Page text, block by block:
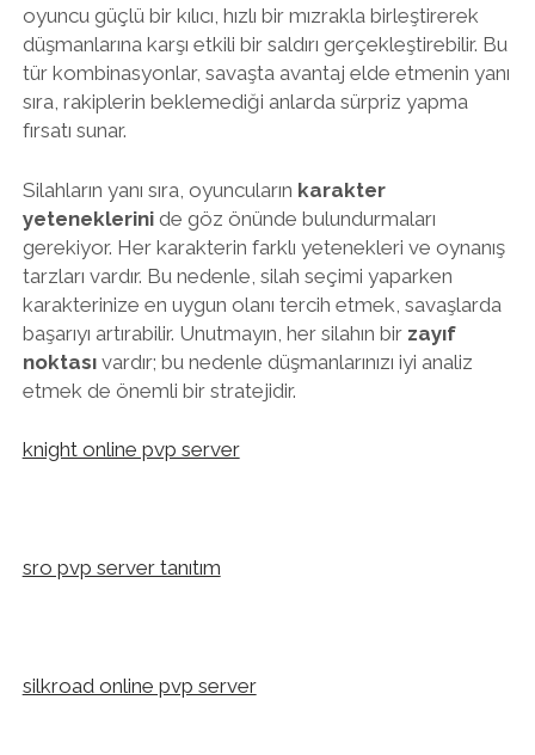
oyuncu güçlü bir kılıcı, hızlı bir mızrakla birleştirerek
düşmanlarına karşı etkili bir saldırı gerçekleştirebilir. Bu
tür kombinasyonlar, savaşta avantaj elde etmenin yanı
sıra, rakiplerin beklemediği anlarda sürpriz yapma
fırsatı sunar.
Silahların yanı sıra, oyuncuların karakter
yeteneklerinide göz önünde bulundurmaları
gerekiyor. Her karakterin farklı yetenekleri ve oynanış
tarzları vardır. Bu nedenle, silah seçimi yaparken
karakterinize en uygun olanı tercih etmek, savaşlarda
başarıyı artırabilir. Unutmayın, her silahın bir zayıf
noktasıvardır; bu nedenle düşmanlarınızı iyi analiz
etmek de önemli bir stratejidir.
knight online pvp server
sro pvp server tanıtım
silkroad online pvp server